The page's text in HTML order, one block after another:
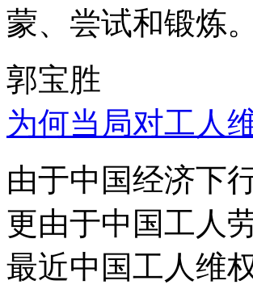
蒙、尝试和锻炼。
郭宝胜
为何当局对工人
由于中国经济下
更由于中国工人
最近中国工人维